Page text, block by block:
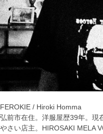
FEROKIE / Hiroki Homma
弘前市在住。洋服屋歴39年。現
やさい店主。HIROSAKI MELA